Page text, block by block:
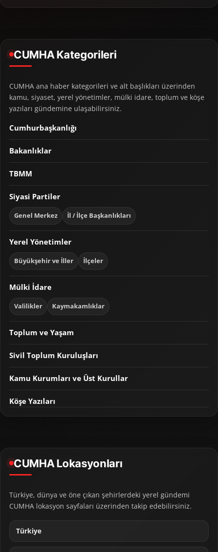
CUMHA Kategorileri
CUMHA ana haber kategorileri ve alt başlıkları üzerinden
kamu, siyaset, yerel yönetimler, mülki idare, toplum ve köşe
yazıları gündemine ulaşabilirsiniz.
Cumhurbaşkanlığı
Bakanlıklar
TBMM
Siyasi Partiler
Genel Merkez İl / İlçe Başkanlıkları
Yerel Yönetimler
Büyükşehir ve İller İlçeler
Mülki İdare
Valilikler Kaymakamlıklar
Toplum ve Yaşam
Sivil Toplum Kuruluşları
Kamu Kurumları ve Üst Kurullar
Köşe Yazıları
CUMHA Lokasyonları
Türkiye, dünya ve öne çıkan şehirlerdeki yerel gündemi
CUMHA lokasyon sayfaları üzerinden takip edebilirsiniz.
Türkiye